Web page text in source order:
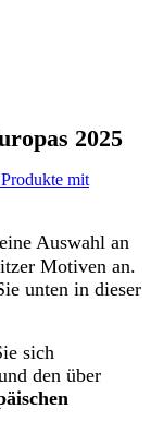
2025
Auswahl an
Motiven an.
unten in dieser
sich
den über